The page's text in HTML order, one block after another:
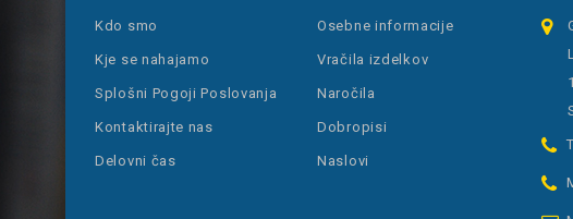
Kdo smo
Kje se nahajamo
Splošni Pogoji Poslovanja
Kontaktirajte nas
Delovni čas
Osebne informacije
Vračila izdelkov
Naročila
Dobropisi
Naslovi